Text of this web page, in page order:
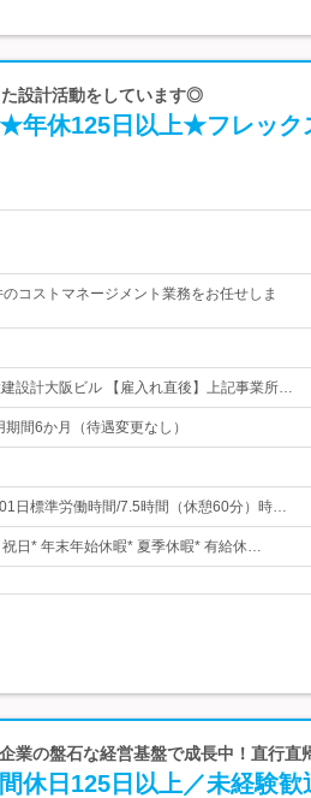
設計活動をしています◎
年休125日以上★フレック
コストマネージメント業務をお任せしま
設計大阪ビル 【雇入れ直後】上記事業所…
間6か月（待遇変更なし）
日標準労働時間/7.5時間（休憩60分）時…
日* 年末年始休暇* 夏季休暇* 有給休…
業の盤石な経営基盤で成長中！直行直
休日125日以上／未経験歓